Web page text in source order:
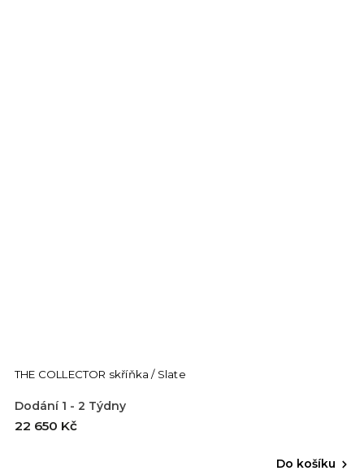
THE COLLECTOR skříňka / Slate
Dodání 1 - 2 Týdny
22 650 Kč
Do košíku